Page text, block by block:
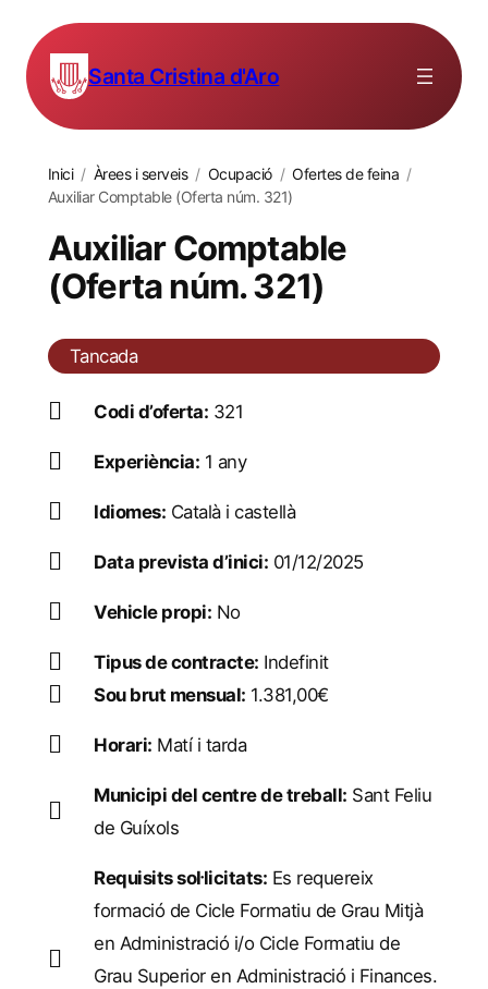
Santa Cristina d'Aro
Inici / Àrees i serveis / Ocupació / Ofertes de feina /
Auxiliar Comptable (Oferta núm. 321)
Auxiliar Comptable
(Oferta núm. 321)
Tancada
Codi d’oferta: 321
Experiència: 1 any
Idiomes: Català i castellà
Data prevista d’inici: 01/12/2025
Vehicle propi: No
Tipus de contracte: Indefinit
Sou brut mensual: 1.381,00€
Horari: Matí i tarda
Municipi del centre de treball: Sant Feliu
de Guíxols
Requisits sol·licitats: Es requereix
formació de Cicle Formatiu de Grau Mitjà
en Administració i/o Cicle Formatiu de
Grau Superior en Administració i Finances.